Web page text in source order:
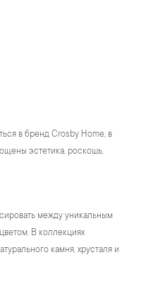
в бренд Crosby Home, в
эстетика, роскошь,
между уникальным
В коллекциях
камня, хрусталя и